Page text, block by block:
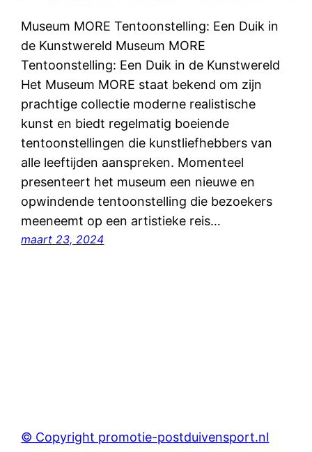
Museum MORE Tentoonstelling: Een Duik in
de Kunstwereld Museum MORE
Tentoonstelling: Een Duik in de Kunstwereld
Het Museum MORE staat bekend om zijn
prachtige collectie moderne realistische
kunst en biedt regelmatig boeiende
tentoonstellingen die kunstliefhebbers van
alle leeftijden aanspreken. Momenteel
presenteert het museum een nieuwe en
opwindende tentoonstelling die bezoekers
meeneemt op een artistieke reis…
maart 23, 2024
© Copyright promotie-postduivensport.nl